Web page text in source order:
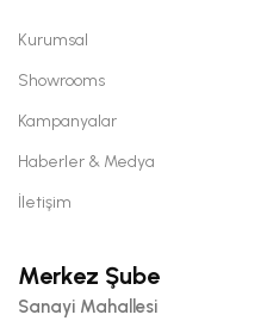
Kurumsal
Showrooms
Kampanyalar
Haberler & Medya
İletişim
Merkez Şube
Sanayi Mahallesi